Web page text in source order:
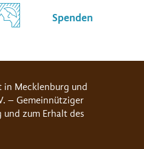
Spenden
Mecklenburg und
– Gemeinnütziger
zum Erhalt des